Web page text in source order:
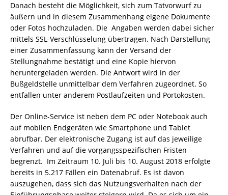
Danach besteht die Möglichkeit, sich zum Tatvorwurf zu
äußern und in diesem Zusammenhang eigene Dokumente
oder Fotos hochzuladen. Die Angaben werden dabei sicher
mittels SSL-Verschlüsselung übertragen. Nach Darstellung
einer Zusammenfassung kann der Versand der
Stellungnahme bestätigt und eine Kopie hiervon
heruntergeladen werden. Die Antwort wird in der
Bußgeldstelle unmittelbar dem Verfahren zugeordnet. So
entfallen unter anderem Postlaufzeiten und Portokosten.
Der Online-Service ist neben dem PC oder Notebook auch
auf mobilen Endgeräten wie Smartphone und Tablet
abrufbar. Der elektronische Zugang ist auf das jeweilige
Verfahren und auf die vorgangsspezifischen Fristen
begrenzt. Im Zeitraum 10. Juli bis 10. August 2018 erfolgte
bereits in 5.217 Fällen ein Datenabruf. Es ist davon
auszugehen, dass sich das Nutzungsverhalten nach der